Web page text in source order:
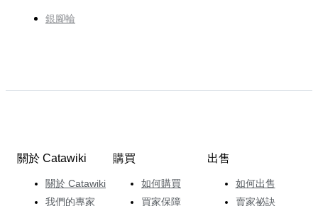
銀腳輪
關於 Catawiki
關於 Catawiki
我們的專家
購買
如何購買
買家保障
出售
如何出售
賣家祕訣